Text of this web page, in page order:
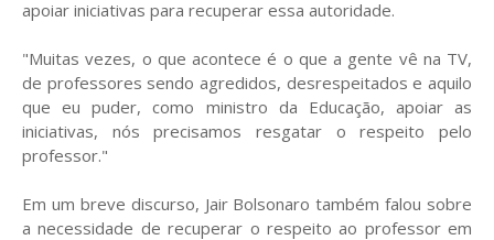
apoiar iniciativas para recuperar essa autoridade.
"Muitas vezes, o que acontece é o que a gente vê na TV,
de professores sendo agredidos, desrespeitados e aquilo
que eu puder, como ministro da Educação, apoiar as
iniciativas, nós precisamos resgatar o respeito pelo
professor."
Em um breve discurso, Jair Bolsonaro também falou sobre
a necessidade de recuperar o respeito ao professor em